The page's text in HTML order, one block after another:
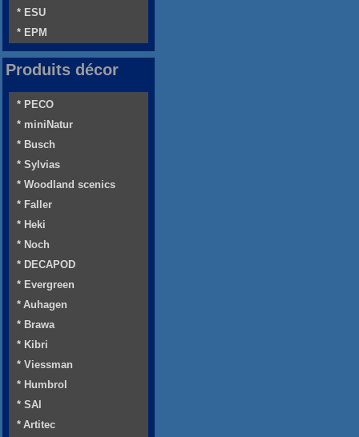
* ESU
* EPM
Produits décor
* PECO
* miniNatur
* Busch
* Sylvias
* Woodland scenics
* Faller
* Heki
* Noch
* DECAPOD
* Evergreen
* Auhagen
* Brawa
* Kibri
* Viessman
* Humbrol
* SAI
* Artitec